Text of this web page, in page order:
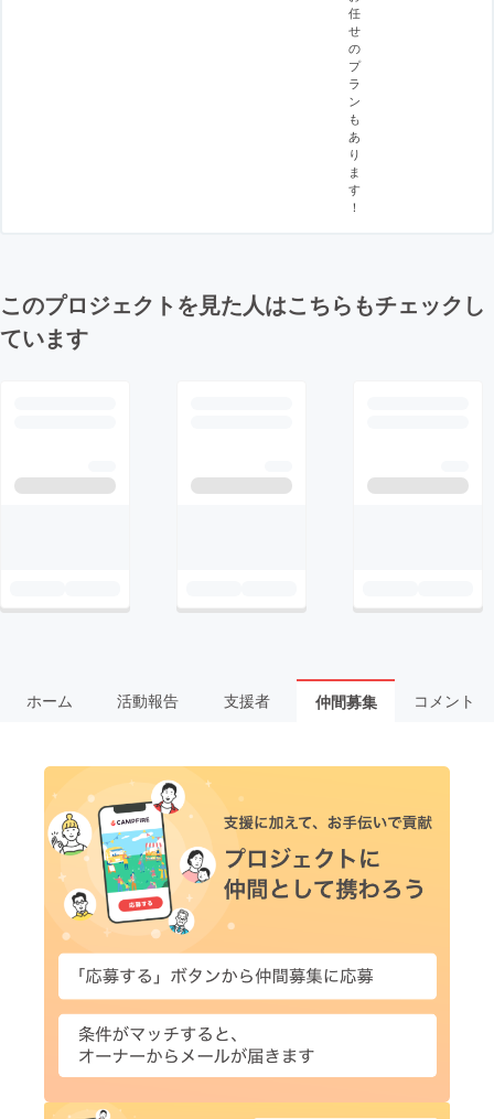
任
せ
の
プ
ラ
ン
も
あ
り
ま
す
！
このプロジェクトを見た人はこちらもチェックし
ています
ホーム 活動報告 支援者 仲間募集 コメント